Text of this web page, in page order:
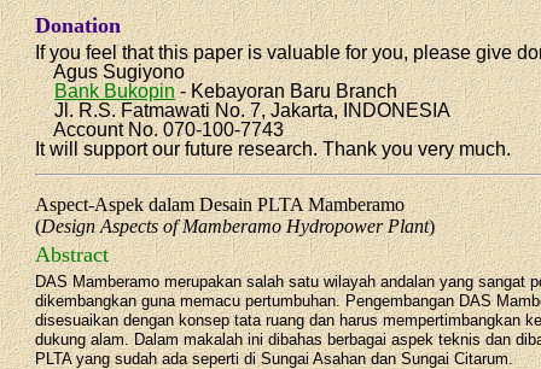
Donation
If you feel that this paper is valuable for you, please give
Agus Sugiyono
Bank Bukopin- Kebayoran Baru Branch
Jl. R.S. Fatmawati No. 7, Jakarta, INDONESIA
Account No. 070-100-7743
It will support our future research. Thank you very much.
Aspect-Aspek dalam Desain PLTA Mamberamo
(Design Aspects of Mamberamo Hydropower Plant)
Abstract
DAS Mamberamo merupakan salah satu wilayah andalan yang sangat
dikembangkan guna memacu pertumbuhan. Pengembangan DAS
disesuaikan dengan konsep tata ruang dan harus mempertimbangkan
dukung alam. Dalam makalah ini dibahas berbagai aspek teknis dan
PLTA yang sudah ada seperti di Sungai Asahan dan Sungai Citarum.